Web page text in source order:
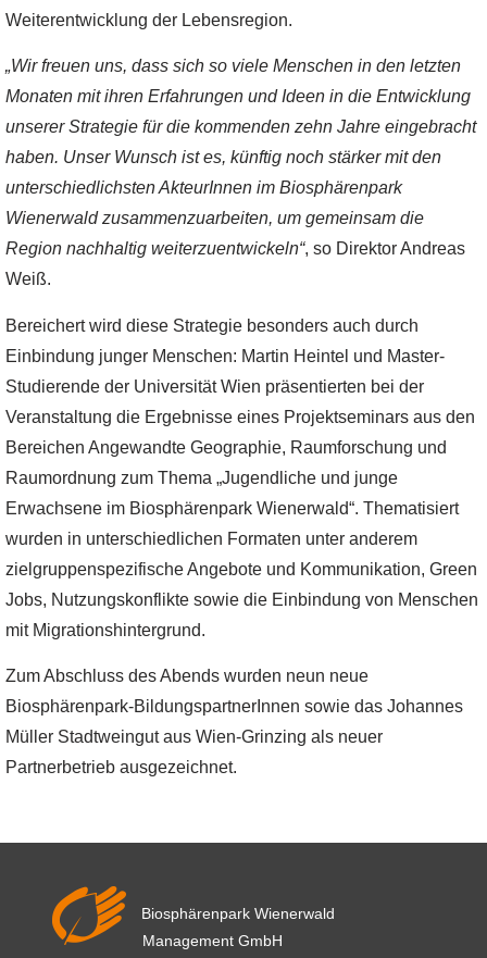
Weiterentwicklung der Lebensregion.
„Wir freuen uns, dass sich so viele Menschen in den letzten
Monaten mit ihren Erfahrungen und Ideen in die Entwicklung
unserer Strategie für die kommenden zehn Jahre eingebracht
haben. Unser Wunsch ist es, künftig noch stärker mit den
unterschiedlichsten AkteurInnen im Biosphärenpark
Wienerwald zusammenzuarbeiten, um gemeinsam die
Region nachhaltig weiterzuentwickeln“, so Direktor Andreas
Weiß.
Bereichert wird diese Strategie besonders auch durch
Einbindung junger Menschen: Martin Heintel und Master-
Studierende der Universität Wien präsentierten bei der
Veranstaltung die Ergebnisse eines Projektseminars aus den
Bereichen Angewandte Geographie, Raumforschung und
Raumordnung zum Thema „Jugendliche und junge
Erwachsene im Biosphärenpark Wienerwald“. Thematisiert
wurden in unterschiedlichen Formaten unter anderem
zielgruppenspezifische Angebote und Kommunikation, Green
Jobs, Nutzungskonflikte sowie die Einbindung von Menschen
mit Migrationshintergrund.
Zum Abschluss des Abends wurden neun neue
Biosphärenpark-BildungspartnerInnen sowie das Johannes
Müller Stadtweingut aus Wien-Grinzing als neuer
Partnerbetrieb ausgezeichnet.
Biosphärenpark Wienerwald
Management GmbH